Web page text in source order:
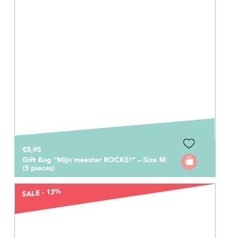
€5,95
Gift Bag “Mijn meester ROCKS!” – Size M
(5 pieces)
SALE - 13%